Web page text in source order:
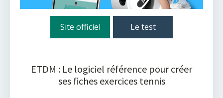
Site officiel Le test
ETDM : Le logiciel référence pour créer
ses fiches exercices tennis